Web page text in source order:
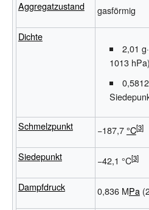
Aggregatzustand gasförmig
Dichte
2,01
1013 hPa)
Schmelzpunkt −187,7°C
Siedepunkt −42,1 °C
Dampfdruck 0,836 MPa